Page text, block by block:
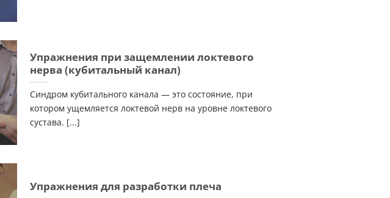
Упражнения при защемлении локтевого
нерва (кубитальный канал)
Синдром кубитального канала — это состояние, при
котором ущемляется локтевой нерв на уровне локтевого
сустава. [...]
Упражнения для разработки плеча